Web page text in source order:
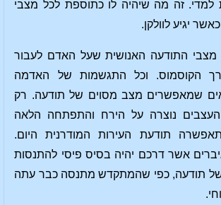
למדי. זה מה שיהיה לו כתוספת לכל מצבי
יגיע לוולקן.
התודעה האנושית שעל האדם לעבור
הקוסמוס. וכל התגשמות של האדמה
שמאפשרים מצב מסוים של תודעה. רק
נוצרה על הירח והתפתחה הלאה
תודעת העירות המודרנית היום.
אשר דרכם יהיה בסיס פיסי להתנסות
של תודעה, כפי שהמתקדש מתנסה כבר עתה